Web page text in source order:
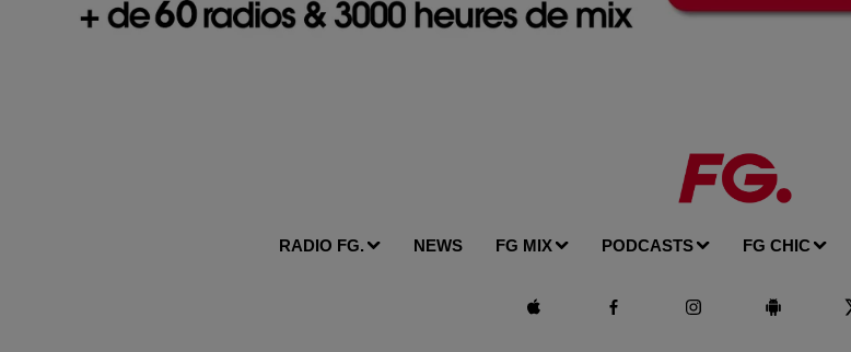
RADIO FG. NEWS FG MIX PODCASTS FG CHIC